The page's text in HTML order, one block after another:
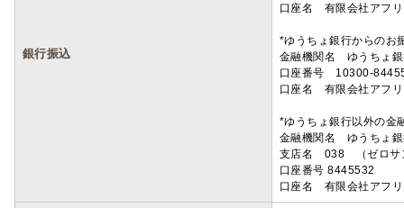
銀行振込
口座名 有限会社アフ
*ゆうちょ銀行からのお
金融機関名 ゆうちょ
口座番号 10300-
口座名 有限会社アフ
*ゆうちょ銀行以外の金
金融機関名 ゆうちょ
支店名 038 （ゼロサ
口座番号 8445532
口座名 有限会社アフ